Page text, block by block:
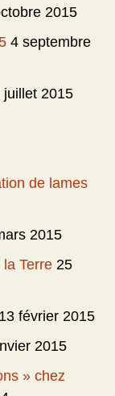
2015
4 septembre
juillet 2015
de lames
2015
Terre 25
13 février 2015
2015
» chez